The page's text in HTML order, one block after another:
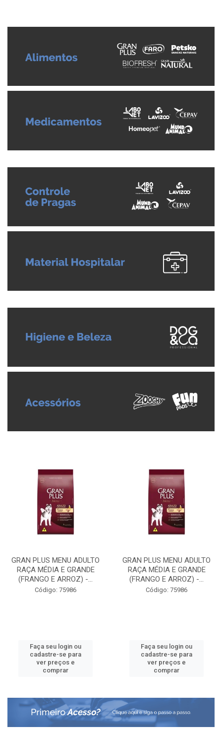
GRAN PLUS MENU ADULTO
RAÇA MÉDIA E GRANDE
(FRANGO E ARROZ) -...
Código: 75986
Faça seu login ou
cadastre-se para
ver preços e
comprar
GRAN PLUS MENU ADULTO
RAÇA MÉDIA E GRANDE
(FRANGO E ARROZ) -...
Código: 75986
Faça seu login ou
cadastre-se para
ver preços e
comprar